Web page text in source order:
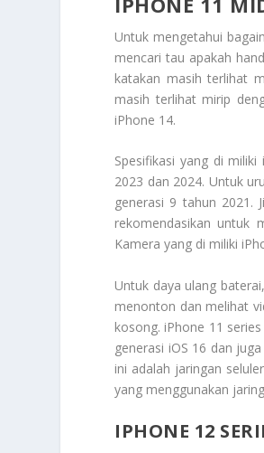
Untuk mengetahui
mencari tau apakah
katakan masih terlihat
masih terlihat mirip
iPhone 14.
Spesifikasi yang di
2023 dan 2024. Untuk
generasi 9 tahun 2021.
rekomendasikan untuk
Kamera yang di miliki
Untuk daya ulang
menonton dan melihat
kosong. iPhone 11
generasi iOS 16 dan
ini adalah jaringan
yang menggunakan
IPHONE 12